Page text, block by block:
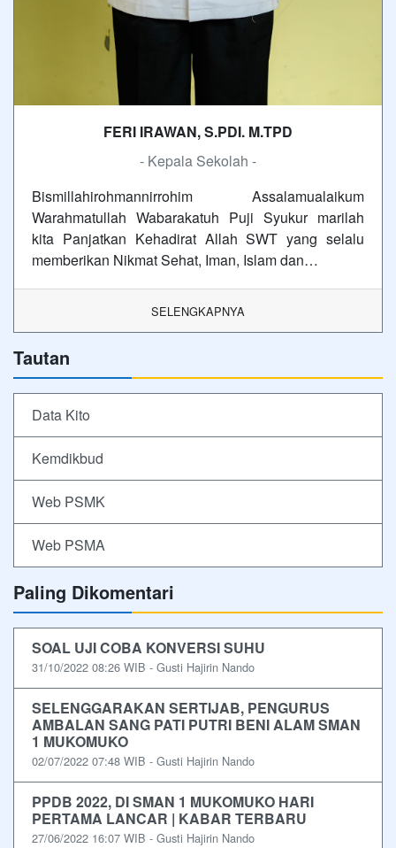
FERI IRAWAN, S.PDI. M.TPD
- Kepala Sekolah -
Bismillahirohmannirrohim Assalamualaikum
Warahmatullah Wabarakatuh Puji Syukur marilah
kita Panjatkan Kehadirat Allah SWT yang selalu
memberikan Nikmat Sehat, Iman, Islam dan…
SELENGKAPNYA
Tautan
Data Kito
Kemdikbud
Web PSMK
Web PSMA
Paling Dikomentari
SOAL UJI COBA KONVERSI SUHU
31/10/2022 08:26 WIB - Gusti Hajirin Nando
SELENGGARAKAN SERTIJAB, PENGURUS
AMBALAN SANG PATI PUTRI BENI ALAM SMAN
1 MUKOMUKO
02/07/2022 07:48 WIB - Gusti Hajirin Nando
PPDB 2022, DI SMAN 1 MUKOMUKO HARI
PERTAMA LANCAR | KABAR TERBARU
27/06/2022 16:07 WIB - Gusti Hajirin Nando